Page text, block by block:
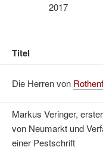
2017
Titel
Die Herren von
Markus Veringer,
von Neumarkt und
einer Pestschrift